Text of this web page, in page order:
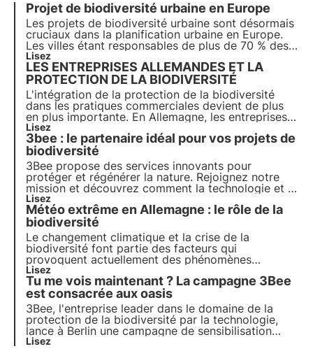
Projet de biodiversité urbaine en Europe
Les projets de biodiversité urbaine sont désormais
cruciaux dans la planification urbaine en Europe.
Les villes étant responsables de plus de 70 % des
émissions mondiales de carbone, il est devenu
essentiel d'intégrer des solutions basées sur la
nature pour réduire l'impact environnemental.
Lisez
LES ENTREPRISES ALLEMANDES ET LA
PROTECTION DE LA BIODIVERSITÉ
L'intégration de la protection de la biodiversité
dans les pratiques commerciales devient de plus
en plus importante. En Allemagne, les entreprises
peuvent s'appuyer sur un certain nombre de
projets, d'initiatives et de partenaires pour établir
de nouvelles normes en matière de comportement
responsable des entreprises.
Lisez
3bee : le partenaire idéal pour vos projets de
biodiversité
3Bee propose des services innovants pour
protéger et régénérer la nature. Rejoignez notre
mission et découvrez comment la technologie et la
durabilité se rejoignent pour créer un avenir plus
vert pour les entreprises et la planète.
Lisez
Météo extrême en Allemagne : le rôle de la
biodiversité
Le changement climatique et la crise de la
biodiversité font partie des facteurs qui
provoquent actuellement des phénomènes
météorologiques extrêmes en Allemagne. Les
causes et les conséquences sont analysées dans
cet article.
Lisez
Tu me vois maintenant ? La campagne 3Bee
est consacrée aux oasis
3Bee, l'entreprise leader dans le domaine de la
protection de la biodiversité par la technologie,
lance à Berlin une campagne de sensibilisation
unique et attrayante pour promouvoir la
Lisez